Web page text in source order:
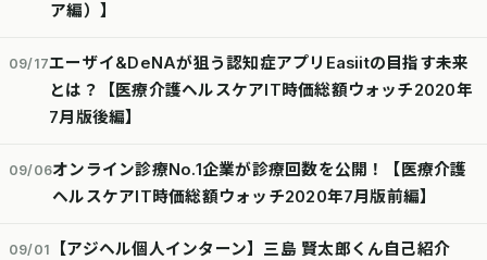
ア編）】
09/17エーザイ&DeNAが狙う認知症アプリEasiitの目指す未来
とは？【医療介護ヘルスケアIT時価総額ウォッチ2020年
7月版後編】
09/06オンライン診療No.1企業が診療回数を公開！【医療介護
ヘルスケアIT時価総額ウォッチ2020年7月版前編】
09/01 【アジヘル個人インターン】三島 賢太郎くん自己紹介